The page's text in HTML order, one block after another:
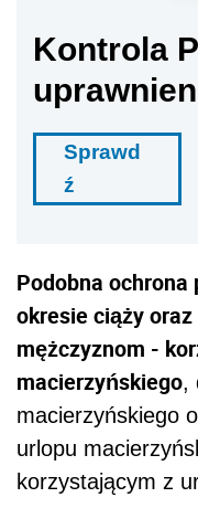
Kontrola
Sprawd
ź
Podobna ochrona
okresie ciąży
mężczyznom -
macierzyńskiego,
macierzyńskiego
urlopu
korzystającym z